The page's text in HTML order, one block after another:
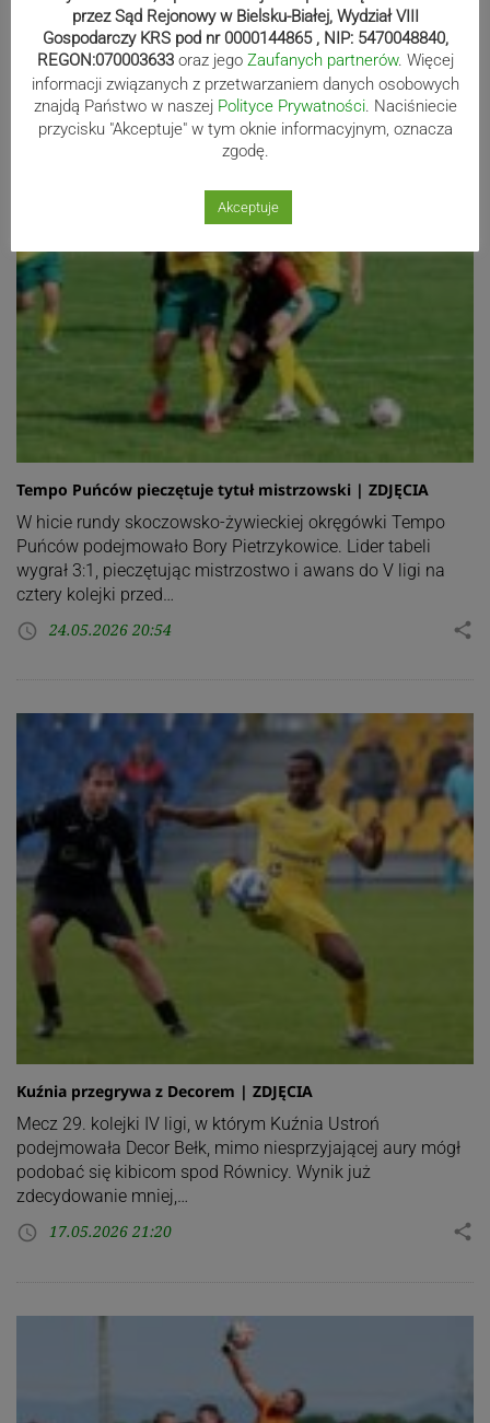
26.05.2026 00:16
Tempo Puńców pieczętuje tytuł mistrzowski | ZDJĘCIA
W hicie rundy skoczowsko-żywieckiej okręgówki Tempo
Puńców podejmowało Bory Pietrzykowice. Lider tabeli
wygrał 3:1, pieczętując mistrzostwo i awans do V ligi na
cztery kolejki przed…
access_time 24.05.2026 20:54 share
Kuźnia przegrywa z Decorem | ZDJĘCIA
Mecz 29. kolejki IV ligi, w którym Kuźnia Ustroń
podejmowała Decor Bełk, mimo niesprzyjającej aury mógł
podobać się kibicom spod Równicy. Wynik już
zdecydowanie mniej,…
access_time 17.05.2026 21:20 share
przez Sąd Rejonowy w Bielsku-Białej, Wydział VIII
Gospodarczy KRS pod nr 0000144865 , NIP: 5470048840,
REGON:070003633 oraz jego Zaufanych partnerów. Więcej
informacji związanych z przetwarzaniem danych osobowych
znajdą Państwo w naszej Polityce Prywatności. Naciśniecie
przycisku "Akceptuje" w tym oknie informacyjnym, oznacza
zgodę.
Akceptuje